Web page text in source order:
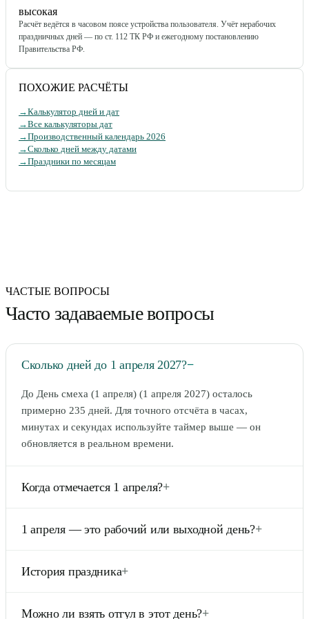
высокая
Расчёт ведётся в часовом поясе устройства пользователя. Учёт нерабочих
праздничных дней — по ст. 112 ТК РФ и ежегодному постановлению
Правительства РФ.
ПОХОЖИЕ РАСЧЁТЫ
→Калькулятор дней и дат
→Все калькуляторы дат
→Производственный календарь 2026
→Сколько дней между датами
→Праздники по месяцам
ЧАСТЫЕ ВОПРОСЫ
Часто задаваемые вопросы
Сколько дней до 1 апреля 2027?−
До День смеха (1 апреля) (1 апреля 2027) осталось
примерно 235 дней. Для точного отсчёта в часах,
минутах и секундах используйте таймер выше — он
обновляется в реальном времени.
Когда отмечается 1 апреля?+
праздник юмора и розыгрышей. Это рабочий день,
подвохов.
1 апреля — это рабочий или выходной день?+
праздничным днём по ст. 112 ТК РФ. Это обычный
друзей или коллег.
История праздника+
Можно ли взять отгул в этот день?+